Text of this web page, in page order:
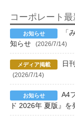
コーポレート
「
知らせ
(2026/7/14)
日
(2026/7/14)
A4
ド 2026年 夏版』